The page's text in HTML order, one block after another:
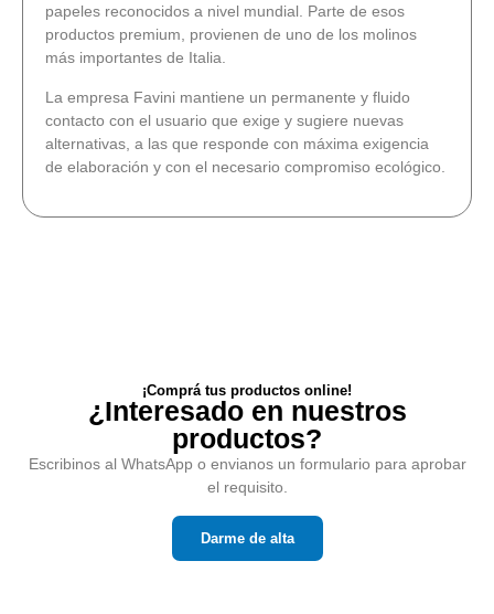
papeles reconocidos a nivel mundial. Parte de esos
productos premium, provienen de uno de los molinos
más importantes de Italia.
La empresa Favini mantiene un permanente y fluido
contacto con el usuario que exige y sugiere nuevas
alternativas, a las que responde con máxima exigencia
de elaboración y con el necesario compromiso ecológico.
¡Comprá tus productos online!
¿Interesado en nuestros
productos?
Escribinos al WhatsApp o envianos un formulario para aprobar
el requisito.
Darme de alta